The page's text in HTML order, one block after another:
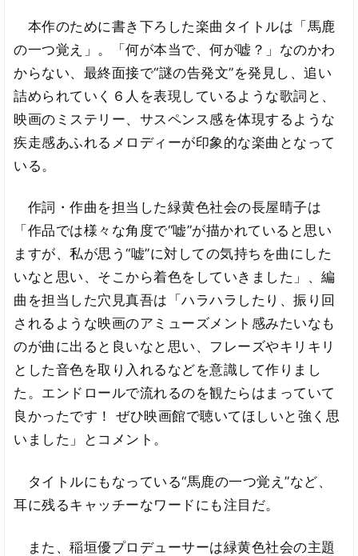
本作のために書き下ろした楽曲タイトルは「馬鹿
の一つ覚え」。「何が本当で、何が嘘？」なのかわ
からない、最終面接で“謎の告発文”を発見し、追い
詰められていく６人を表現しているような歌詞と、
映画のミステリー、サスペンス感を体現するような
疾走感あふれるメロディーが印象的な楽曲となって
いる。
作詞・作曲を担当した緑黄色社会の長屋晴子は
「作品では様々な角度で“嘘”が描かれていると思い
ますが、私が思う“嘘”に対しての気持ちを曲にした
いなと思い、そこから着色をしていきました」、編
曲を担当した穴見真吾は「ハラハラしたり、振り回
されるような映画のアミューズメント感みたいなも
のが曲に出ると良いなと思い、フレーズやキリキリ
とした音色を取り入れるなどを意識して作りまし
た。エンドロールで流れるのを観たらはまっていて
良かったです！ ぜひ映画館で聴いてほしいと強く思
いました」とコメント。
タイトルにもなっている“馬鹿の一つ覚え”など、
耳に残るキャッチーなワードにも注目だ。
また、稲垣優プロデューサーは緑黄色社会の主題